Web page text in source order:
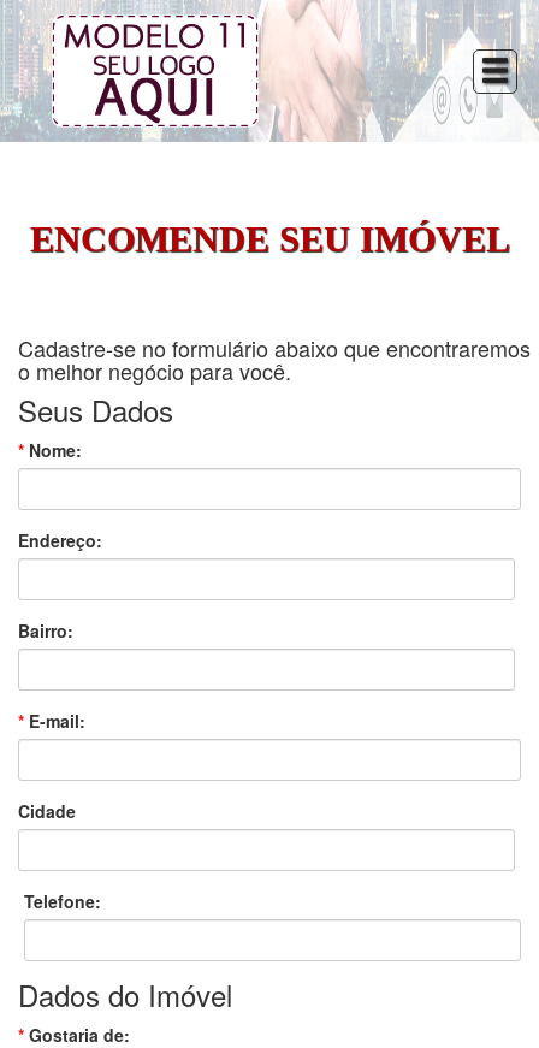
ENCOMENDE SEU IMÓVEL
Cadastre-se no formulário abaixo que encontraremos
o melhor negócio para você.
Seus Dados
* Nome:
Endereço:
Bairro:
* E-mail:
Cidade
Telefone:
Dados do Imóvel
* Gostaria de: